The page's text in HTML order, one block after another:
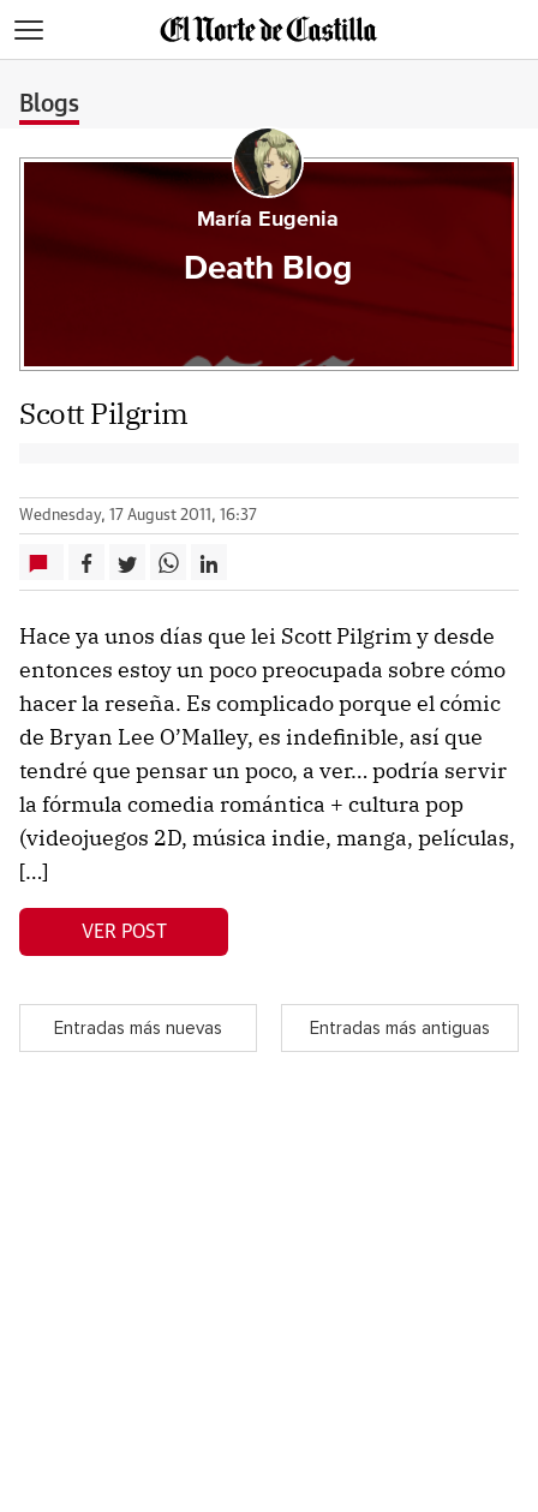
Blogs
María Eugenia
Death Blog
Scott Pilgrim
Wednesday, 17 August 2011, 16:37
Hace ya unos días que lei Scott Pilgrim y desde
entonces estoy un poco preocupada sobre cómo
hacer la reseña. Es complicado porque el cómic
de Bryan Lee O’Malley, es indefinible, así que
tendré que pensar un poco, a ver… podría servir
la fórmula comedia romántica + cultura pop
(videojuegos 2D, música indie, manga, películas,
[…]
VER POST
Entradas más nuevas Entradas más antiguas